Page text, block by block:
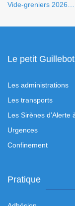
Vide-greniers 2026….
Le petit
Les administrations
Les transports
Les Sirènes
Urgences
Confinement
Pratique